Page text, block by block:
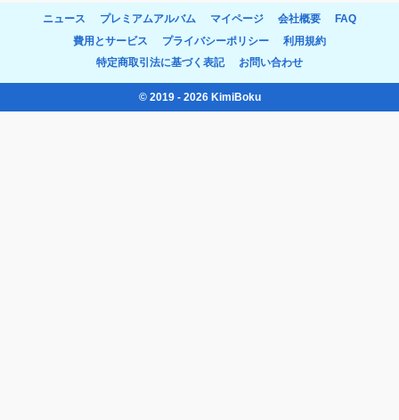
ニュース プレミアムアルバム マイページ 会社概要
FAQ
費用とサービス
プライバシーポリシー
利用規約
特定商取引法に基づく表記
お問い合わせ
© 2019 - 2026 KimiBoku